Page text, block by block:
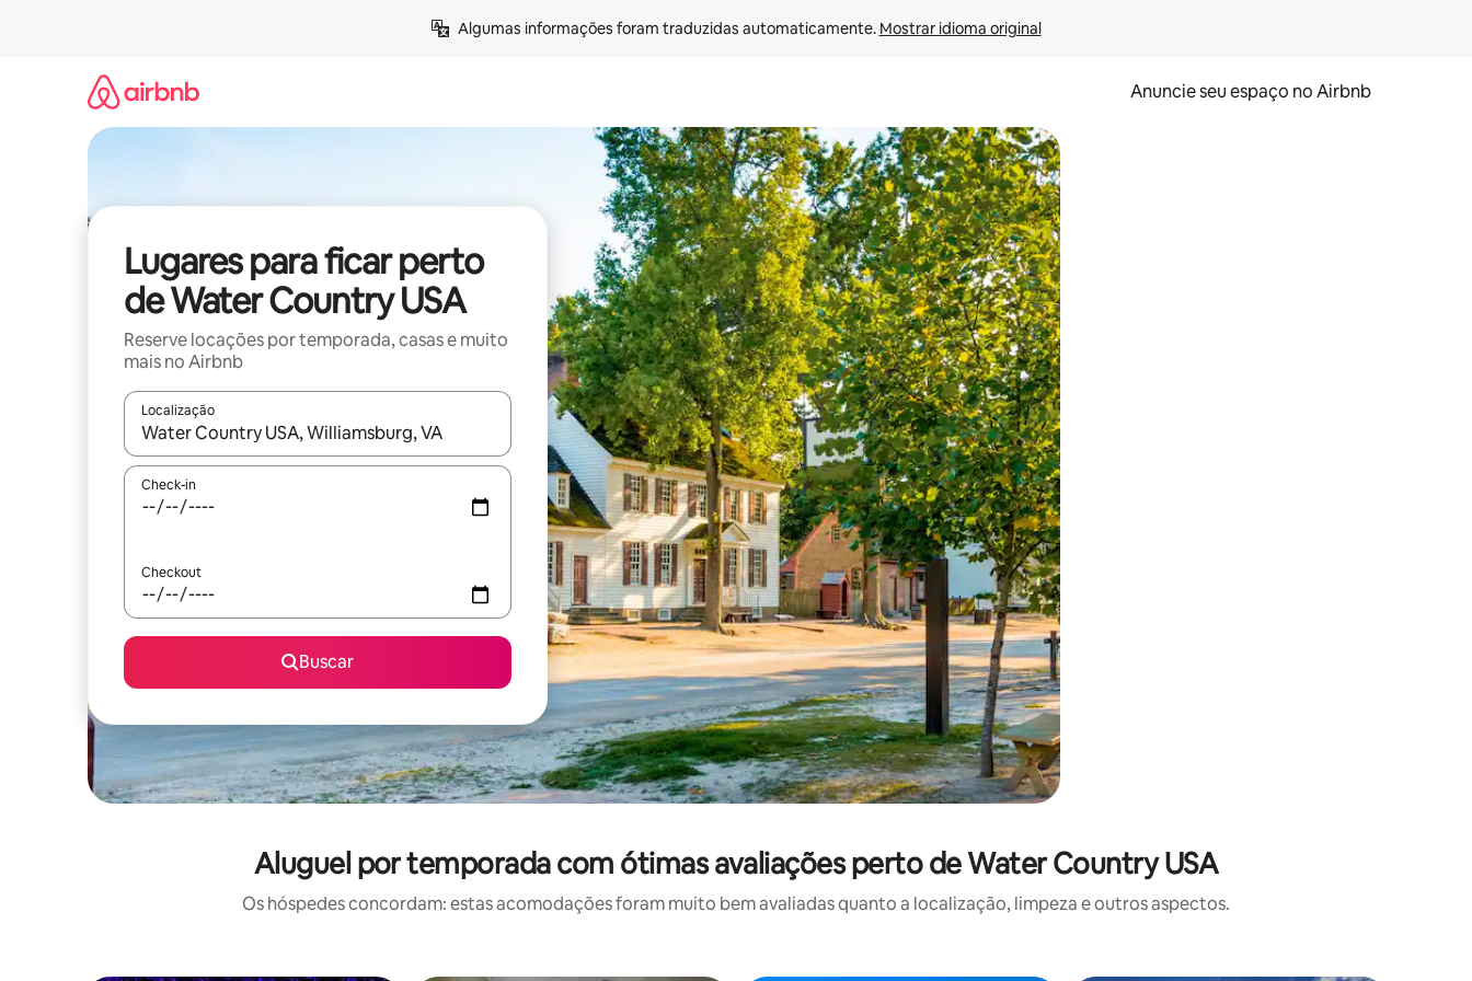
Algumas informações foram traduzidas automaticamente. Mostrar idioma original
Anuncie seu espaço no Airbnb
Lugares para ficar perto
de Water Country USA
Reserve locações por temporada, casas e muito
mais no Airbnb
Localização
Quando os resultados estiverem disponíveis, explore-os usando as seta para cima e para baixo do teclado ou tocando e deslizando o dedo na tela.
Check-in
Checkout
Buscar
Aluguel por temporada com ótimas avaliações perto de Water Country USA
Os hóspedes concordam: estas acomodações foram muito bem avaliadas quanto a localização, limpeza e outros aspectos.